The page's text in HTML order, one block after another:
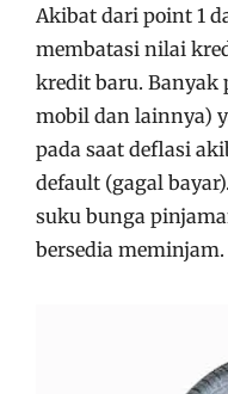
Akibat dari point 1
membatasi nilai
kredit baru. Banyak
mobil dan lainnya)
pada saat deflasi
default (gagal
suku bunga
bersedia meminjam.